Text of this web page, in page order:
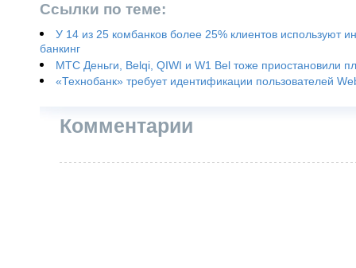
Ссылки по теме:
У 14 из 25 комбанков более 25% клиентов используют
банкинг
МТС Деньги, Belqi, QIWI и W1 Bel тоже приостановили
«Технобанк» требует идентификации пользователей
Комментарии